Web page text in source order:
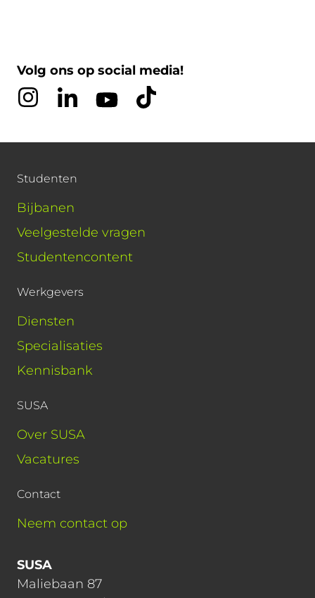
Volg ons op social media!
Studenten
Bijbanen
Veelgestelde vragen
Studentencontent
Werkgevers
Diensten
Specialisaties
Kennisbank
SUSA
Over SUSA
Vacatures
Contact
Neem contact op
SUSA
Maliebaan 87